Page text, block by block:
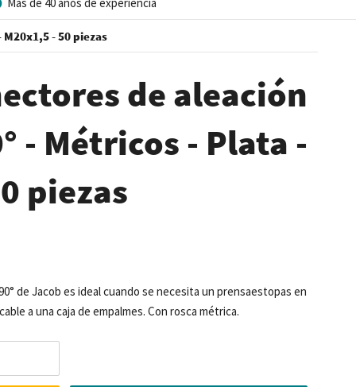
- 50 piezas
de aleación
- Métricos - Plata -
piezas
de Jacob es ideal cuando se necesita un prensaestopas en
a una caja de empalmes. Con rosca métrica.